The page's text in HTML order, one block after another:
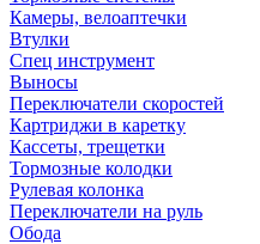
Камеры, велоаптечки
Втулки
Спец инструмент
Выносы
Переключатели скоростей
Картриджи в каретку
Кассеты, трещетки
Тормозные колодки
Рулевая колонка
Переключатели на руль
Обода